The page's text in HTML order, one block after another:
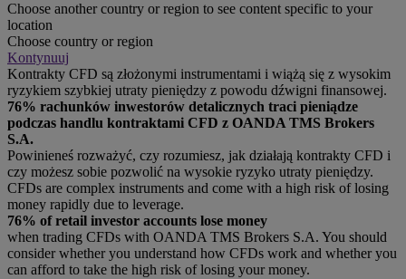
Choose another country or region to see content specific to your
location
Choose country or region
Kontynuuj
Kontrakty CFD są złożonymi instrumentami i wiążą się z wysokim
ryzykiem szybkiej utraty pieniędzy z powodu dźwigni finansowej.
76% rachunków inwestorów detalicznych traci pieniądze
podczas handlu kontraktami CFD z OANDA TMS Brokers
S.A.
Powinieneś rozważyć, czy rozumiesz, jak działają kontrakty CFD i
czy możesz sobie pozwolić na wysokie ryzyko utraty pieniędzy.
CFDs are complex instruments and come with a high risk of losing
money rapidly due to leverage.
76% of retail investor accounts lose money
when trading CFDs with OANDA TMS Brokers S.A. You should
consider whether you understand how CFDs work and whether you
can afford to take the high risk of losing your money.